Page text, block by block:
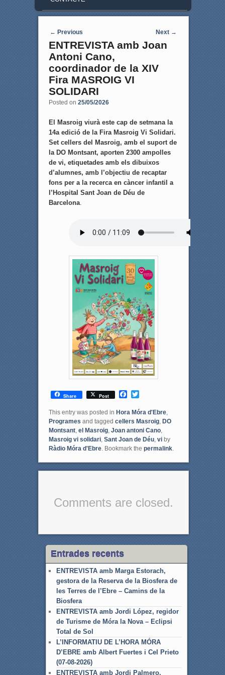
Post navigation
← Previous Next →
ENTREVISTA amb Joan
Antoni Cano,
coordinador de la XIV
Fira MASROIG VI
SOLIDARI
Posted on 25/05/2026
El Masroig viurà este cap de setmana la
14a edició de la Fira Masroig Vi Solidari.
Set cellers del Masroig, amb el suport de
la DO Montsant, aporten 2300 ampolles
de vi, etiquetades amb els dibuixos
d’alumnes, amb l’objectiu de recaptar
fons per a la recerca en càncer infantil a
l’Hospital Sant Joan de Déu de
Barcelona.
Share Post
F
c
e
b
o
o
k
T
i
t
t
e
r
This entry was posted in Hora Móra d'Ebre,
Programes and tagged cellers Masroig, DO
Montsant, el Masroig, Joan antoni Cano,
Masroig vi solidari, Sant Joan de Déu, viby
Ràdio Móra d'Ebre. Bookmark the permalink.
Comments are closed.
Entrades recents
ENTREVISTA amb Marga Estorach,
gestora de la Reserva de la Biosfera de
les Terres de l’Ebre – Camins de la
Biosfera
ENTREVISTA amb Jordi López, regidor
de Turisme de Móra la Nova – Eclipsi
Total de Sol
L’INFORMATIU DE L’HORA MÓRA
D’EBRE amb Albert Fuertes i Cel Prieto
(07-08-2026)
ENTREVISTA amb Jordi Palmero,